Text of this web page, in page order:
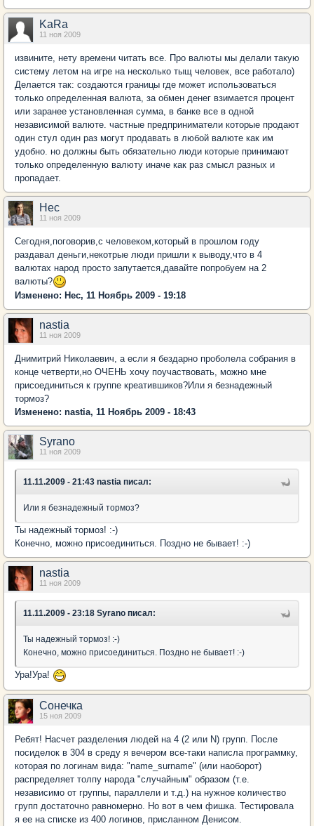
KaRa
11 ноя 2009
извините, нету времени читать все. Про валюты мы делали такую
систему летом на игре на несколько тыщ человек, все работало)
Делается так: создаются границы где может использоваться
только определенная валюта, за обмен денег взимается процент
или заранее установленная сумма, в банке все в одной
независимой валюте. частные предприниматели которые продают
один стул один раз могут продавать в любой валюте как им
удобно. но должны быть обязательно люди которые принимают
только определенную валюту иначе как раз смысл разных и
пропадает.
Нес
11 ноя 2009
Сегодня,поговорив,с человеком,который в прошлом году
раздавал деньги,некотрые люди пришли к выводу,что в 4
валютах народ просто запутается,давайте попробуем на 2
валюты?
Изменено: Нес, 11 Ноябрь 2009 - 19:18
nastia
11 ноя 2009
Днимитрий Николаевич, а если я бездарно проболела собрания в
конце четверти,но ОЧЕНЬ хочу поучаствовать, можно мне
присоединиться к группе креатившиков?Или я безнадежный
тормоз?
Изменено: nastia, 11 Ноябрь 2009 - 18:43
Syrano
11 ноя 2009
11.11.2009 - 21:43 nastia писал:
Или я безнадежный тормоз?
Ты надежный тормоз! :-)
Конечно, можно присоединиться. Поздно не бывает! :-)
nastia
11 ноя 2009
11.11.2009 - 23:18 Syrano писал:
Ты надежный тормоз! :-)
Конечно, можно присоединиться. Поздно не бывает! :-)
Ура!Ура!
Сонечка
15 ноя 2009
Ребят! Насчет разделения людей на 4 (2 или N) групп. После
посиделок в 304 в среду я вечером все-таки написла программку,
которая по логинам вида: "name_surname" (или наоборот)
распределяет толпу народа "случайным" образом (т.е.
независимо от группы, параллели и т.д.) на нужное количество
групп достаточно равномерно. Но вот в чем фишка. Тестировала
я ее на списке из 400 логинов, присланном Денисом.